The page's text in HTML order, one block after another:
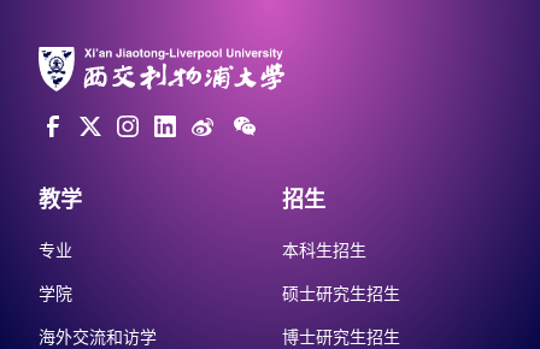
教学
专业
学院
海外交流和访学
招生
本科生招生
硕士研究生招生
博士研究生招生